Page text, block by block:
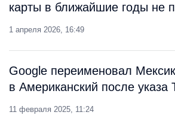
карты в ближайшие годы не
1 апреля 2026, 16:49
Google переименовал
в Американский после указа
11 февраля 2025, 11:24